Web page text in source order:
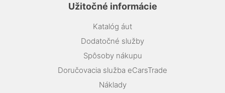
Užitočné informácie
Katalóg áut
Dodatočné služby
Spôsoby nákupu
Doručovacia služba eCarsTrade
Náklady